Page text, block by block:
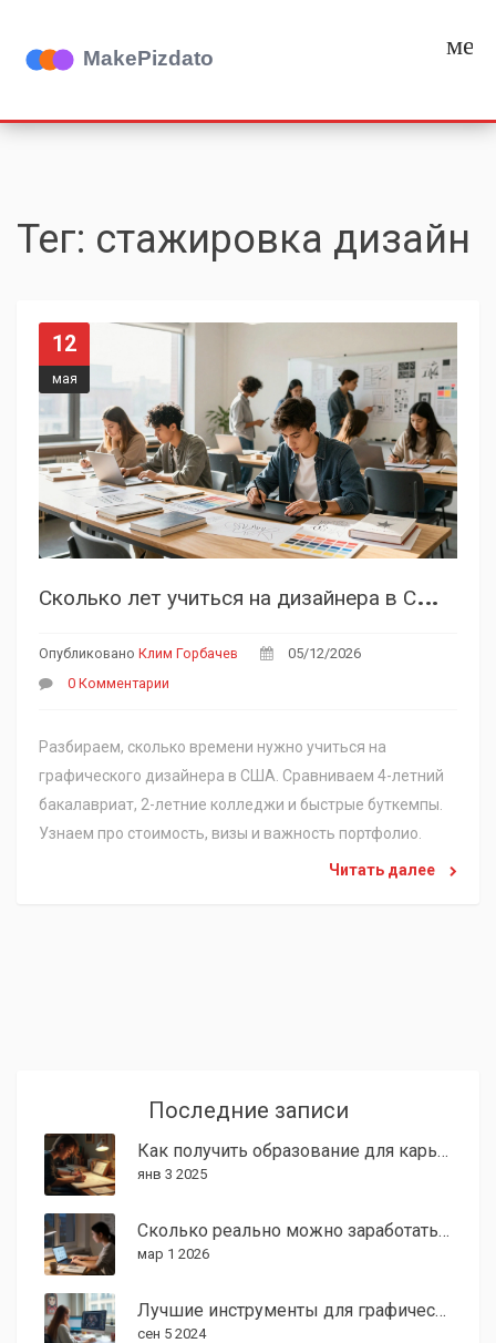
Тег: стажировка дизайн
12
мая
С
колько лет учиться на дизайнера в США: сроки обучения, стоимость и путь к карьере
Опубликовано Клим Горбачев
05/12/2026
0 Комментарии
Разбираем, сколько времени нужно учиться на
графического дизайнера в США. Сравниваем 4-летний
бакалавриат, 2-летние колледжи и быстрые буткемпы.
Узнаем про стоимость, визы и важность портфолио.
Читать далее
Последние записи
Как получить образование для карьеры графическим дизайнером
янв 3 2025
Сколько реально можно заработать на дизайне логотипов в 2026 году
мар 1 2026
Лучшие инструменты для графического дизайнера
сен 5 2024